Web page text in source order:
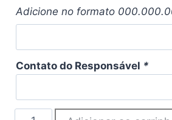
Adicione no formato
Contato do Responsável *
PRIDANSP